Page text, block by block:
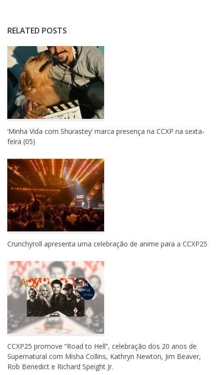
RELATED POSTS
‘Minha Vida com Shurastey’ marca presença na CCXP na sexta-
feira (05)
Crunchyroll apresenta uma celebração de anime para a CCXP25
CCXP25 promove “Road to Hell”, celebração dos 20 anos de
Supernatural com Misha Collins, Kathryn Newton, Jim Beaver,
Rob Benedict e Richard Speight Jr.